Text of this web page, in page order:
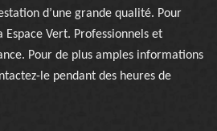
d’une grande qualité. Pour
Espace Vert. Professionnels et
Pour de plus amples informations
le pendant des heures de